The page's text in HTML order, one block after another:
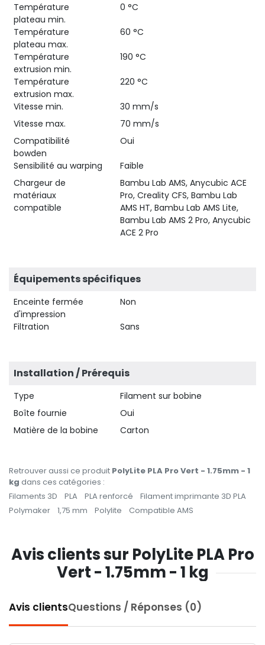
Température
plateau min.
0 °C
Température
plateau max.
60 °C
Température
extrusion min.
190 °C
Température
extrusion max.
220 °C
Vitesse min.
30 mm/s
Vitesse max.
70 mm/s
Compatibilité
bowden
Oui
Sensibilité au warping
Faible
Chargeur de
matériaux
compatible
Bambu Lab AMS, Anycubic ACE
Pro, Creality CFS, Bambu Lab
AMS HT, Bambu Lab AMS Lite,
Bambu Lab AMS 2 Pro, Anycubic
ACE 2 Pro
Équipements spécifiques
Enceinte fermée
d'impression
Non
Filtration Sans
Installation / Prérequis
Type
Filament sur bobine
Boîte fournie
Oui
Matière de la bobine
Carton
Retrouver aussi ce produit PolyLite PLA Pro Vert - 1.75mm - 1
kg dans ces catégories :
Filaments 3D
PLA PLA renforcé
Filament imprimante 3D PLA
Polymaker
1,75 mm Polylite Compatible AMS
Avis clients sur PolyLite PLA Pro
Vert - 1.75mm - 1 kg
Avis clientsQuestions / Réponses (0)